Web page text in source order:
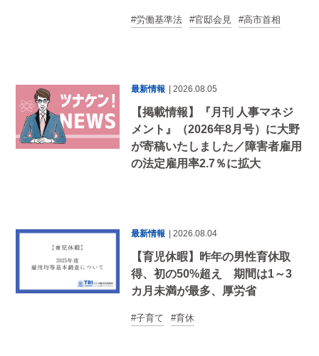
労働基準法 官邸会見 高市首相
最新情報 | 2026.08.05
【掲載情報】『月刊 人事マネジ
メント』（2026年8月号）に大野
が寄稿いたしました／障害者雇用
の法定雇用率2.7％に拡大
最新情報 | 2026.08.04
【育児休暇】昨年の男性育休取
得、初の50%超え 期間は1～3
カ月未満が最多、厚労省
子育て 育休